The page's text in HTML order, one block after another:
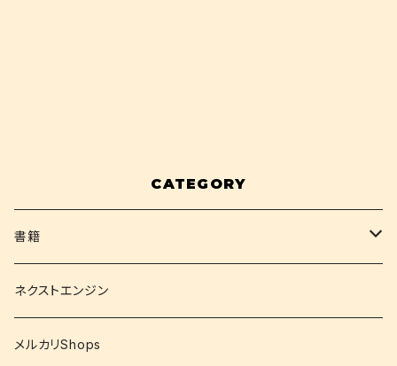
CATEGORY
書籍
関西大学テキスト
就活
ネクストエンジン
メルカリShops